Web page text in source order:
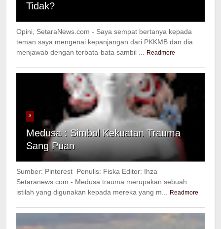
Tidak?
Opini, SetaraNews.com - Saya sempat bertanya kepada
teman saya mengenai kepanjangan dari PKKMB dan dia
menjawab dengan terbata-bata sambil ...
Readmore
3
Medusa : Simbol Kekuatan Trauma
Sang Puan
Sumber: Pinterest Penulis: Fiska Editor: Ihza
Setaranews.com - Medusa trauma merupakan sebuah
istilah yang digunakan kepada mereka yang m...
Readmore